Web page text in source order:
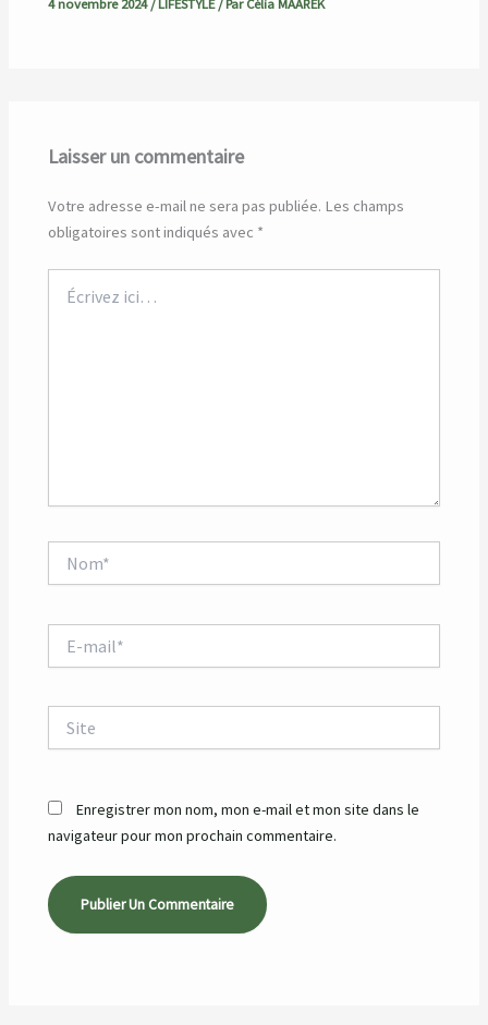
4 novembre 2024/LIFESTYLE/ ParCélia MAAREK
Laisser un commentaire
Votre adresse e-mail ne sera pas publiée. Les champs
obligatoires sont indiqués avec *
ici…
mail*
Enregistrer mon nom, mon e-mail et mon site dans le
navigateur pour mon prochain commentaire.